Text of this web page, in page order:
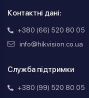
Контактні дані:
+380 (66) 520 80 05
info@hikvision.co.ua
Служба підтримки
+380 (99) 520 80 05